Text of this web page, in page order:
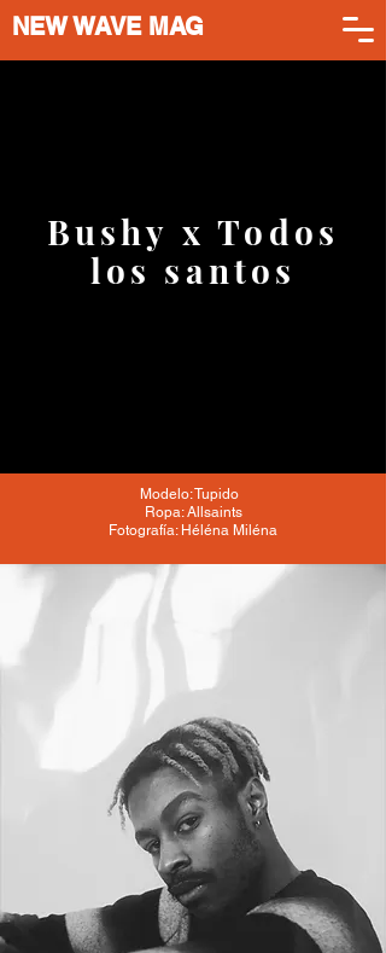
NEW WAVE MAG
Bushy x Todos
los santos
Modelo: Tupido
Ropa: Allsaints
Fotografía: Héléna Miléna